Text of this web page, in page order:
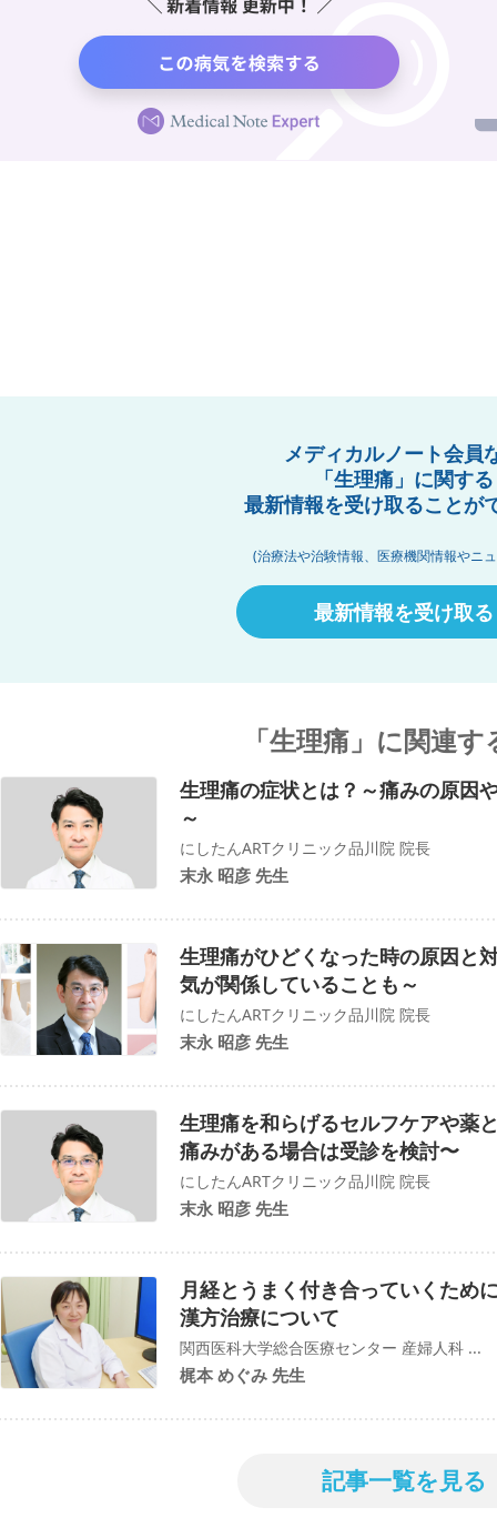
メディカルノート会員
「生理痛」に関する
最新情報を受け取ることが
(治療法や治験情報、医療機関情報やニ
最新情報を受け取る
「生理痛」に関連す
生理痛の症状とは？～痛みの原因
～
にしたんARTクリニック品川院 院長
末永 昭彦 先生
生理痛がひどくなった時の原因と
気が関係していることも～
にしたんARTクリニック品川院 院長
末永 昭彦 先生
生理痛を和らげるセルフケアや薬
痛みがある場合は受診を検討〜
にしたんARTクリニック品川院 院長
末永 昭彦 先生
月経とうまく付き合っていくため
漢方治療について
関西医科大学総合医療センター 産婦人科 ...
梶本 めぐみ 先生
記事一覧を見る